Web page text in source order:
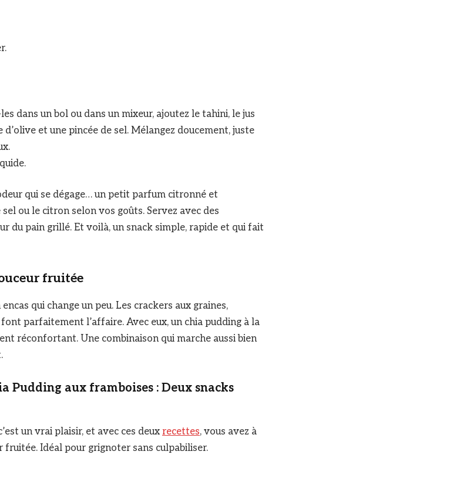
dans un bol ou dans un mixeur, ajoutez le tahini, le jus
d’olive et une pincée de sel. Mélangez doucement, juste
qui se dégage… un petit parfum citronné et
ou le citron selon vos goûts. Servez avec des
du pain grillé. Et voilà, un snack simple, rapide et qui fait
fruitée
qui change un peu. Les crackers aux graines,
parfaitement l’affaire. Avec eux, un chia pudding à la
réconfortant. Une combinaison qui marche aussi bien
Pudding aux framboises : Deux snacks
un vrai plaisir, et avec ces deux recettes, vous avez à
Idéal pour grignoter sans culpabiliser.